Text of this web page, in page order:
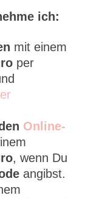
ich:
mit einem
per
Online-
, wenn Du
angibst.